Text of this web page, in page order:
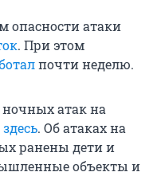
опасности атаки
. При этом
почти неделю.
ночных атак на
здесь. Об атаках на
ранены дети и
объекты и